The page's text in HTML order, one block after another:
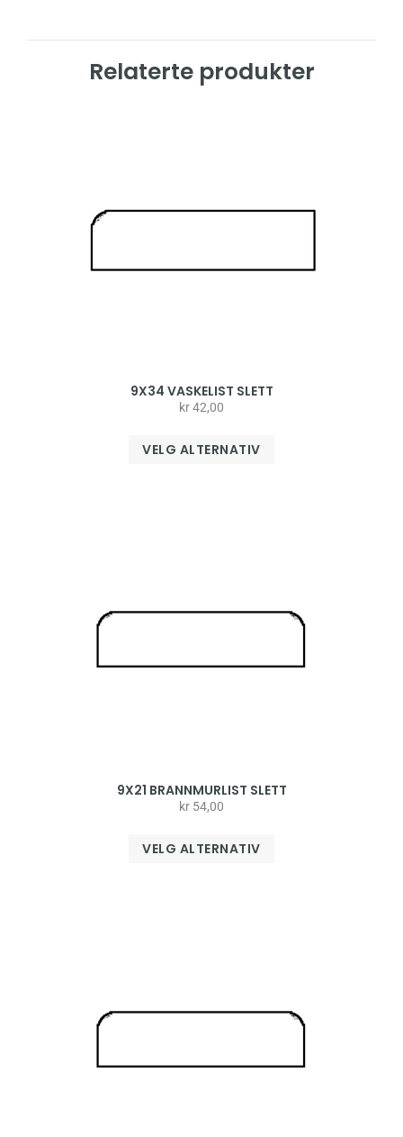
Relaterte produkter
9X34 VASKELIST SLETT
kr42,00
VELG ALTERNATIV
9X21 BRANNMURLIST SLETT
kr 54,00
VELG ALTERNATIV